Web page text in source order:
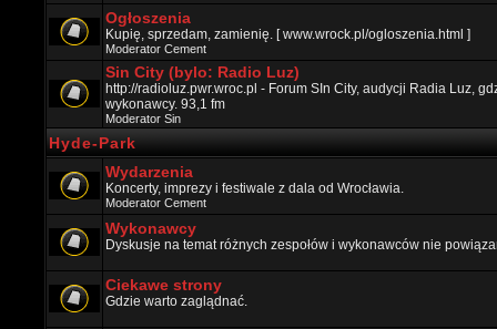
Ogłoszenia
Kupię, sprzedam, zamienię. [ www.wrock.pl/ogloszenia.html ]
Moderator Cement
Sin City (bylo: Radio Luz)
http://radioluz.pwr.wroc.pl - Forum SIn City, audycji Radia Luz,
wykonawcy. 93,1 fm
Moderator Sin
Hyde-Park
Wydarzenia
Koncerty, imprezy i festiwale z dala od Wrocławia.
Moderator Cement
Wykonawcy
Dyskusje na temat różnych zespołów i wykonawców nie
Ciekawe strony
Gdzie warto zaglądnać.